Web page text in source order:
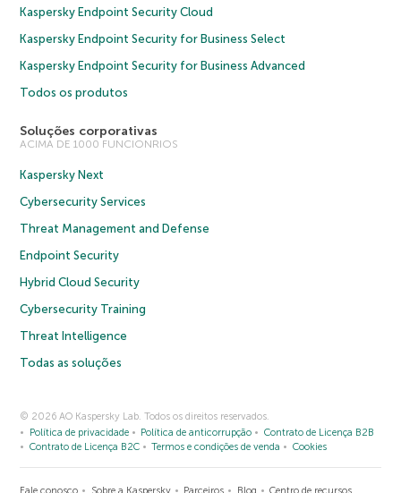
Kaspersky Endpoint Security Cloud
Kaspersky Endpoint Security for Business Select
Kaspersky Endpoint Security for Business Advanced
Todos os produtos
Soluções corporativas
ACIMA DE 1000 FUNCIONRIOS
Kaspersky Next
Cybersecurity Services
Threat Management and Defense
Endpoint Security
Hybrid Cloud Security
Cybersecurity Training
Threat Intelligence
Todas as soluções
© 2026 AO Kaspersky Lab. Todos os direitos reservados.
Política de privacidade
Política de anticorrupção
Contrato de Licença B2B
Contrato de Licença B2C
Termos e condições de venda Cookies